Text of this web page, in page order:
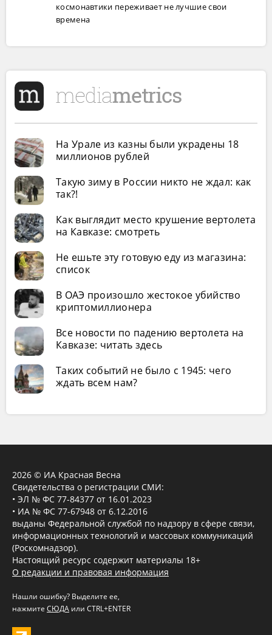
космонавтики переживает не лучшие свои
времена
На Урале из казны были украдены 18
миллионов рублей
Такую зиму в России никто не ждал: как
так?!
Как выглядит место крушение вертолета
на Кавказе: смотреть
Не ешьте эту готовую еду из магазина:
список
В ОАЭ произошло жестокое убийство
криптомиллионера
Все новости по падению вертолета на
Кавказе: читать здесь
Таких событий не было с 1945: чего
ждать всем нам?
2026 © ИА Красная Весна
Свидетельства о регистрации СМИ:
• ЭЛ № ФС 77-84377 от 16.01.2023
• ИА № ФС 77-67948 от 6.12.2016
выданы Федеральной службой по надзору в сфере связи,
информационных технологий и массовых коммуникаций
(Роскомнадзор).
Настоящий ресурс содержит материалы 18+
О редакции и правовая информация
Нашли ошибку? Выделите ее,
нажмите СЮДА или CTRL+ENTER